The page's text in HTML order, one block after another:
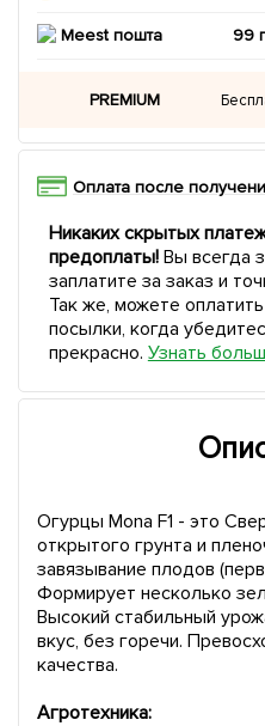
Meest пошта 99
PREMIUM
Оплата после
Никаких скрытых
предоплаты!Вы всегда
заплатите за заказ и
Так же, можете
посылки, когда
прекрасно. Узнать
Огурцы Mona F1 - это
открытого грунта и
завязывание плодов
Формирует несколько
Высокий стабильный
вкус, без горечи.
качества.
Агротехника: